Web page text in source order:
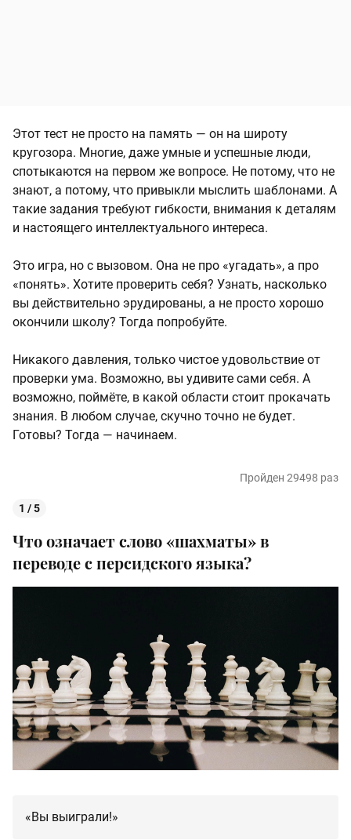
Этот тест не просто на память — он на широту
кругозора. Многие, даже умные и успешные люди,
спотыкаются на первом же вопросе. Не потому, что не
знают, а потому, что привыкли мыслить шаблонами. А
такие задания требуют гибкости, внимания к деталям
и настоящего интеллектуального интереса.
Это игра, но с вызовом. Она не про «угадать», а про
«понять». Хотите проверить себя? Узнать, насколько
вы действительно эрудированы, а не просто хорошо
окончили школу? Тогда попробуйте.
Никакого давления, только чистое удовольствие от
проверки ума. Возможно, вы удивите сами себя. А
возможно, поймёте, в какой области стоит прокачать
знания. В любом случае, скучно точно не будет.
Готовы? Тогда — начинаем.
Пройден 29498 раз
1 / 5
Что означает слово «шахматы» в
переводе с персидского языка?
«Вы выиграли!»